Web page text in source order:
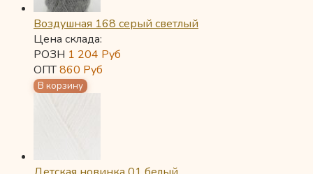
Воздушная 168 серый светлый
Цена склада:
РОЗН 1 204 Руб
ОПТ860 Руб